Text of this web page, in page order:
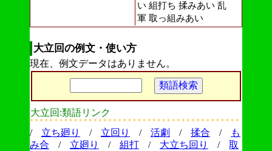
い 組打ち 揉みあい 乱
軍 取っ組みあい
大立回の例文・使い方
現在、例文データはありません。
大立回:類語リンク
/
立ち廻り / 立回り / 活劇 / 揉合 /
も
み合
/ 立廻り / 組打 / 大立ち回り /
取